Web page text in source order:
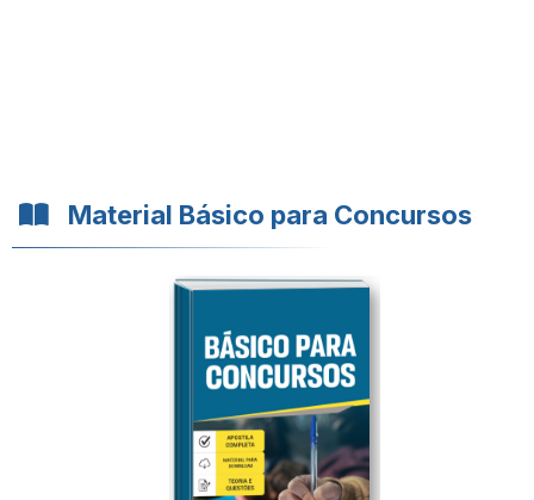
Material Básico para Concursos